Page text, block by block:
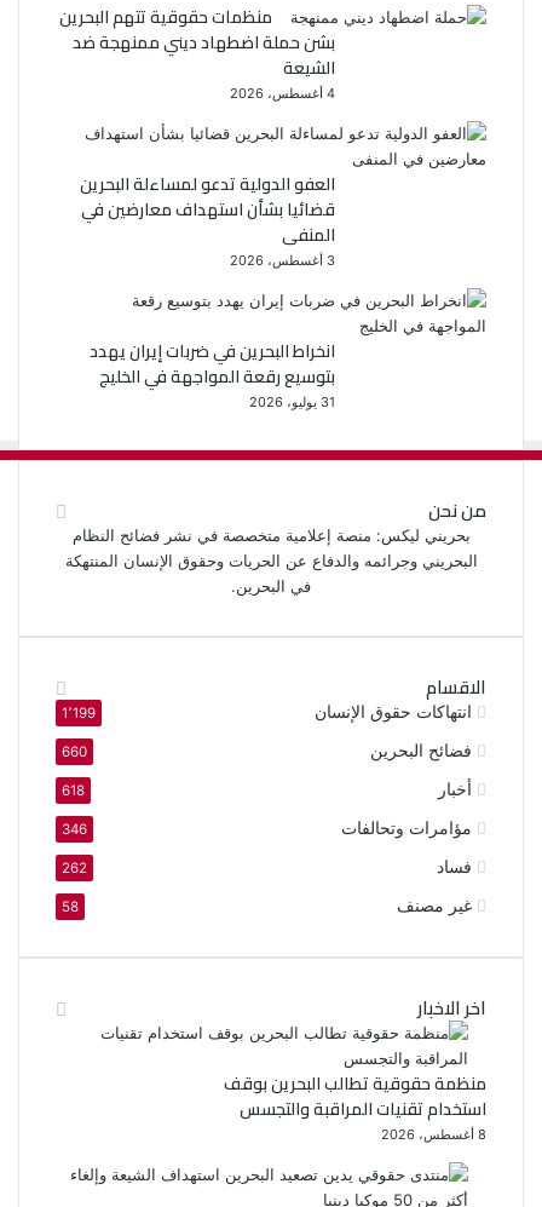
منظمات حقوقية تتهم البحرين
بشن حملة اضطهاد ديني ممنهجة ضد
الشيعة
4 أغسطس، 2026
العفو الدولية تدعو لمساءلة البحرين
قضائيا بشأن استهداف معارضين في
المنفى
3 أغسطس، 2026
انخراط البحرين في ضربات إيران يهدد
بتوسيع رقعة المواجهة في الخليج
31 يوليو، 2026
من نحن
بحريني ليكس: منصة إعلامية متخصصة في نشر فضائح النظام
البحريني وجرائمه والدفاع عن الحريات وحقوق الإنسان المنتهكة
في البحرين.
الاقسام
انتهاكات حقوق الإنسان 1٬199
فضائح البحرين 660
أخبار 618
مؤامرات وتحالفات 346
فساد 262
غير مصنف 58
اخر الاخبار
منظمة حقوقية تطالب البحرين بوقف
استخدام تقنيات المراقبة والتجسس
8 أغسطس، 2026